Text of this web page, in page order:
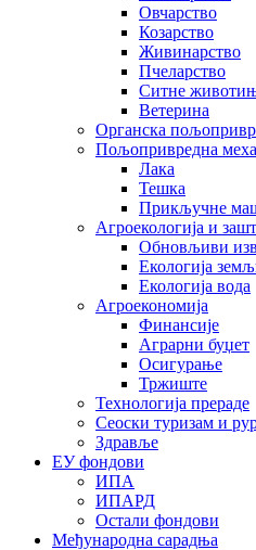
Овчарство
Козарство
Живинарство
Пчеларство
Ситне
Ветерина
Органска
Пољопривредна
Лака
Тешка
Прикључне
Агроекологија и
Обновљиви
Екологија
Екологија вода
Агроекономија
Финансије
Аграрни буџет
Осигурање
Тржиште
Технологија прераде
Сеоски туризам и
Здравље
ЕУ фондови
ИПА
ИПАРД
Остали фондови
Међународна сарадња